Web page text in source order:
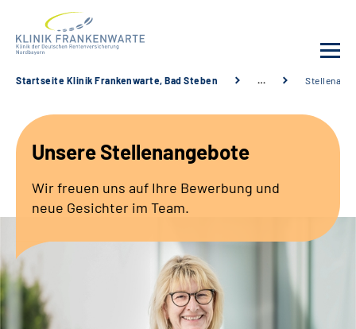
Leistungsangebot
Fachbereiche
Service
Karriere
Suche
Startseite Klinik Frankenwarte, Bad Steben …
Unsere Stellenangebote
Wir freuen uns auf Ihre Bewerbung und
neue Gesichter im Team.